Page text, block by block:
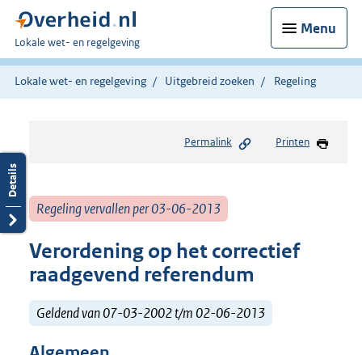
Menu
U
bent
hier:
Lokale wet- en regelgeving
Lokale wet- en regelgeving Uitgebreid zoeken Regeling
Permalink Printen
Regeling vervallen per 03-06-2013
Verordening op het correctief
raadgevend referendum
Geldend van 07-03-2002 t/m 02-06-2013